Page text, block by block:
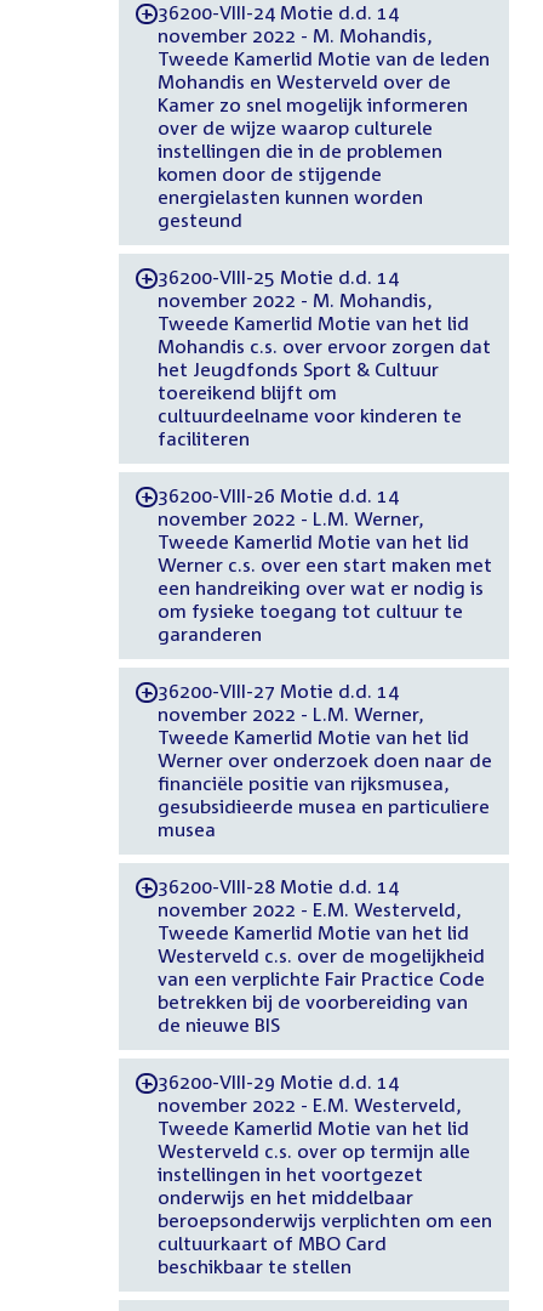
-36200-VIII-24 Motie d.d. 14
november 2022 - M. Mohandis,
Tweede Kamerlid Motie van de leden
Mohandis en Westerveld over de
Kamer zo snel mogelijk informeren
over de wijze waarop culturele
instellingen die in de problemen
komen door de stijgende
energielasten kunnen worden
gesteund
-36200-VIII-25 Motie d.d. 14
november 2022 - M. Mohandis,
Tweede Kamerlid Motie van het lid
Mohandis c.s. over ervoor zorgen dat
het Jeugdfonds Sport & Cultuur
toereikend blijft om
cultuurdeelname voor kinderen te
faciliteren
-36200-VIII-26 Motie d.d. 14
november 2022 - L.M. Werner,
Tweede Kamerlid Motie van het lid
Werner c.s. over een start maken met
een handreiking over wat er nodig is
om fysieke toegang tot cultuur te
garanderen
-36200-VIII-27 Motie d.d. 14
november 2022 - L.M. Werner,
Tweede Kamerlid Motie van het lid
Werner over onderzoek doen naar de
financiële positie van rijksmusea,
gesubsidieerde musea en particuliere
musea
-36200-VIII-28 Motie d.d. 14
november 2022 - E.M. Westerveld,
Tweede Kamerlid Motie van het lid
Westerveld c.s. over de mogelijkheid
van een verplichte Fair Practice Code
betrekken bij de voorbereiding van
de nieuwe BIS
-36200-VIII-29 Motie d.d. 14
november 2022 - E.M. Westerveld,
Tweede Kamerlid Motie van het lid
Westerveld c.s. over op termijn alle
instellingen in het voortgezet
onderwijs en het middelbaar
beroepsonderwijs verplichten om een
cultuurkaart of MBO Card
beschikbaar te stellen